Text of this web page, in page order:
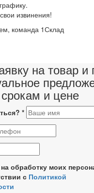
извинения!
команда 1Склад
на товар и
срокам и цене
*
обработку моих
с Политикой